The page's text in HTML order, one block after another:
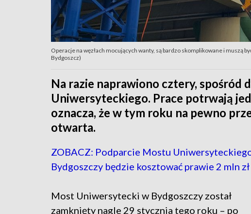
Operacje na węzłach mocujących wanty, są bardzo skomplikowane i muszą
Bydgoszcz)
Na razie naprawiono cztery, spośród
Uniwersyteckiego. Prace potrwają
oznacza, że w tym roku na pewno
otwarta.
ZOBACZ: Podparcie Mostu
Bydgoszczy będzie kosztować prawie 2 mln zł
Most Uniwersytecki w Bydgoszczy został
zamknięty nagle 29 stycznia tego roku – po